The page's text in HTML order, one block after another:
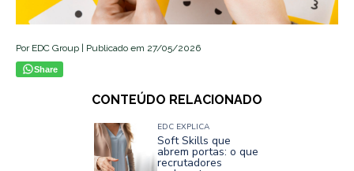
Por EDC Group | Publicado em 27/05/2026
Share
CONTEÚDO RELACIONADO
EDC EXPLICA
Soft Skills que
abrem portas: o que
recrutadores